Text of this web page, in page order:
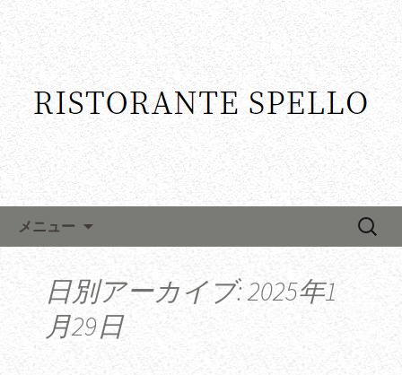
メニュー
検
日別アーカイブ: 2025年1
月29日